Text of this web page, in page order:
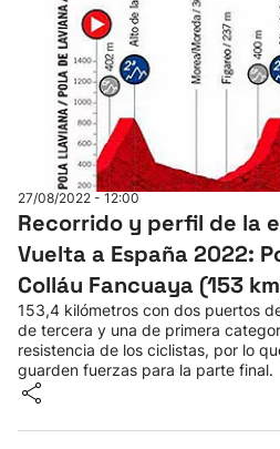
27/08/2022 - 12:00
Recorrido y perfil de la
Vuelta a España 2022:
Colláu Fancuaya (153
153,4 kilómetros con dos puertos
de tercera y una de primera
resistencia de los ciclistas, por lo
guarden fuerzas para la parte final.